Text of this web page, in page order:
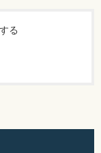
る